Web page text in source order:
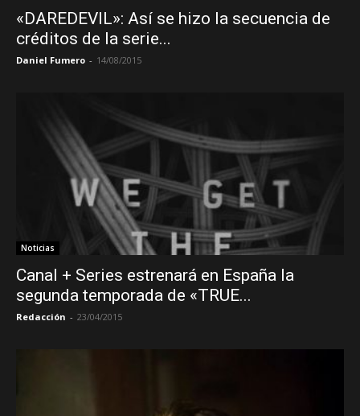
«DAREDEVIL»: Así se hizo la secuencia de
créditos de la serie...
Daniel Fumero - 14/08/2015
Noticias
Canal + Series estrenará en España la
segunda temporada de «TRUE...
Redacción - 23/04/2015